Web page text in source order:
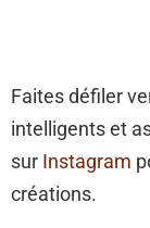
Faites défiler
intelligents et
sur Instagram
créations.